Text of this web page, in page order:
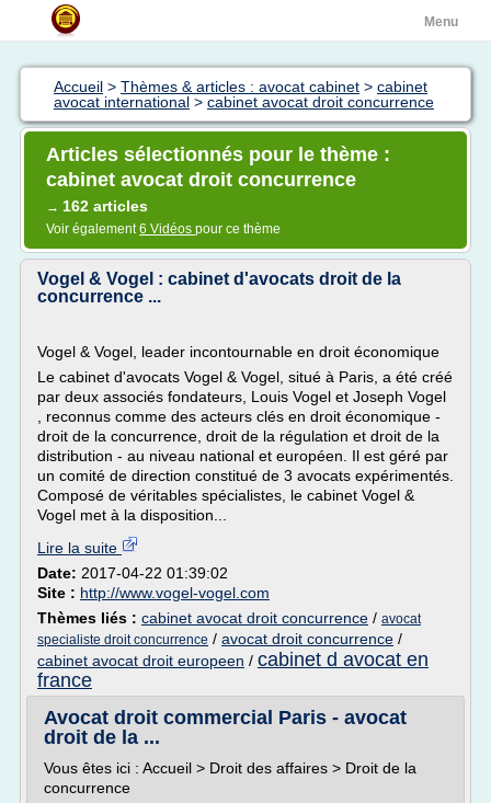
Menu
Accueil > Thèmes & articles : avocat cabinet > cabinet
avocat international > cabinet avocat droit concurrence
Articles sélectionnés pour le thème :
cabinet avocat droit concurrence
→ 162 articles
Voir également6 Vidéos pour ce thème
Vogel & Vogel : cabinet d'avocats droit de la
concurrence ...
Vogel & Vogel, leader incontournable en droit économique
Le cabinet d'avocats Vogel & Vogel, situé à Paris, a été créé
par deux associés fondateurs, Louis Vogel et Joseph Vogel
, reconnus comme des acteurs clés en droit économique -
droit de la concurrence, droit de la régulation et droit de la
distribution - au niveau national et européen. Il est géré par
un comité de direction constitué de 3 avocats expérimentés.
Composé de véritables spécialistes, le cabinet Vogel &
Vogel met à la disposition...
Lire la suite
Date: 2017-04-22 01:39:02
Site : http://www.vogel-vogel.com
Thèmes liés : cabinet avocat droit concurrence / avocat
specialiste droit concurrence / avocat droit concurrence /
cabinet avocat droit europeen / cabinet d avocat en
france
Avocat droit commercial Paris - avocat
droit de la ...
Vous êtes ici : Accueil > Droit des affaires > Droit de la
concurrence